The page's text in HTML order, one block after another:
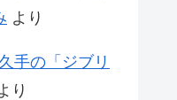
より
手の「ジブリ
り